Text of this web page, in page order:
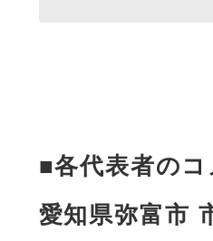
■各代表者のコ
愛知県弥富市